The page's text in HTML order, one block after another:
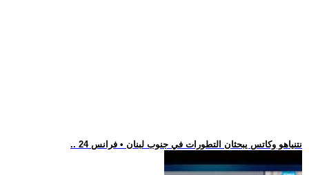
.. نتنياهو وكاتس يبحثان التطورات في جنوب لبنان • فرانس 24